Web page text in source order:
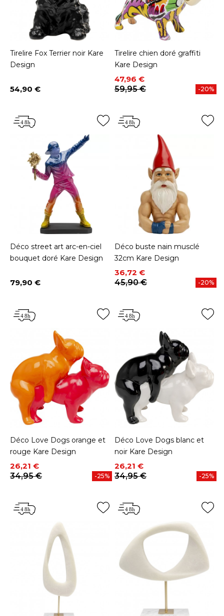
Tirelire Fox Terrier noir Kare
Design
Prix
54,90 €
Tirelire chien doré graffiti
Kare Design
Prix
47,96 €
Prix de base
59,95 €
-20%
Déco street art arc-en-ciel
bouquet doré Kare Design
Prix
79,90 €
Déco buste nain musclé
32cm Kare Design
Prix
36,72 €
Prix de base
45,90 €
-20%
Déco Love Dogs orange et
rouge Kare Design
Prix
26,21 €
Prix de base
34,95 €
-25%
Déco Love Dogs blanc et
noir Kare Design
Prix
26,21 €
Prix de base
34,95 €
-25%